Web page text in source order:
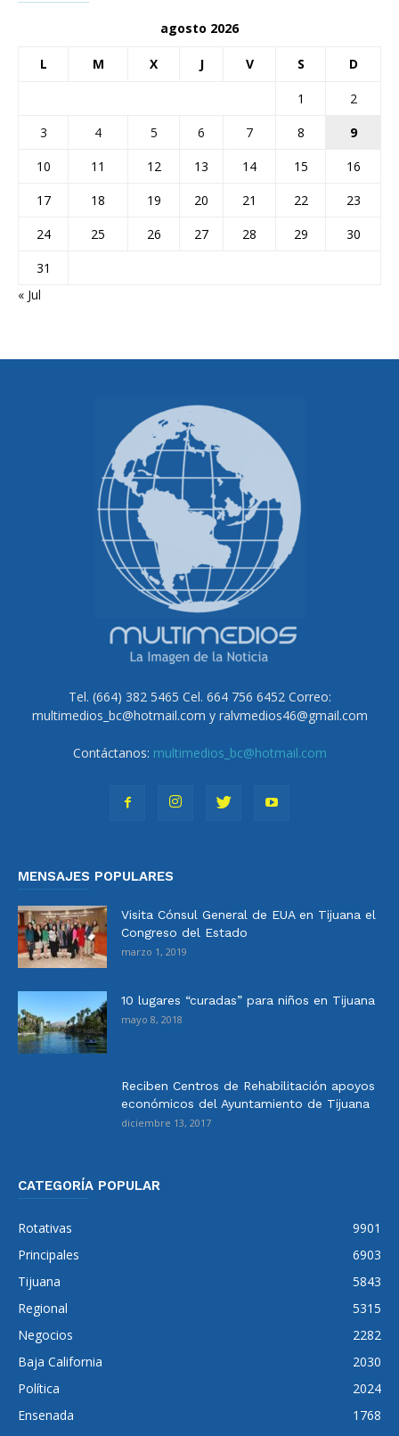
agosto 2026
L M X J V S D
1
2
3
4 5 6 7 8
9
10
11 12 13 14 15
16
17
18 19 20 21 22
23
24
25 26 27 28 29
30
31
« Jul
Tel. (664) 382 5465 Cel. 664 756 6452 Correo:
multimedios_bc@hotmail.com y ralvmedios46@gmail.com
Contáctanos: multimedios_bc@hotmail.com
MENSAJES POPULARES
Visita Cónsul General de EUA en Tijuana el
Congreso del Estado
marzo 1, 2019
10 lugares “curadas” para niños en Tijuana
mayo 8, 2018
Reciben Centros de Rehabilitación apoyos
económicos del Ayuntamiento de Tijuana
diciembre 13, 2017
CATEGORÍA POPULAR
Rotativas
9901
Principales
6903
Tijuana
5843
Regional
5315
Negocios
2282
Baja California
2030
Política
2024
Ensenada
1768